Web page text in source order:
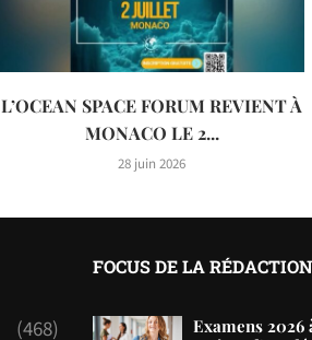
L’OCEAN SPACE FORUM REVIENT À
MONACO LE 2...
28 juin 2026
(468)
FOCUS DE LA RÉDACTION
Examens 2026